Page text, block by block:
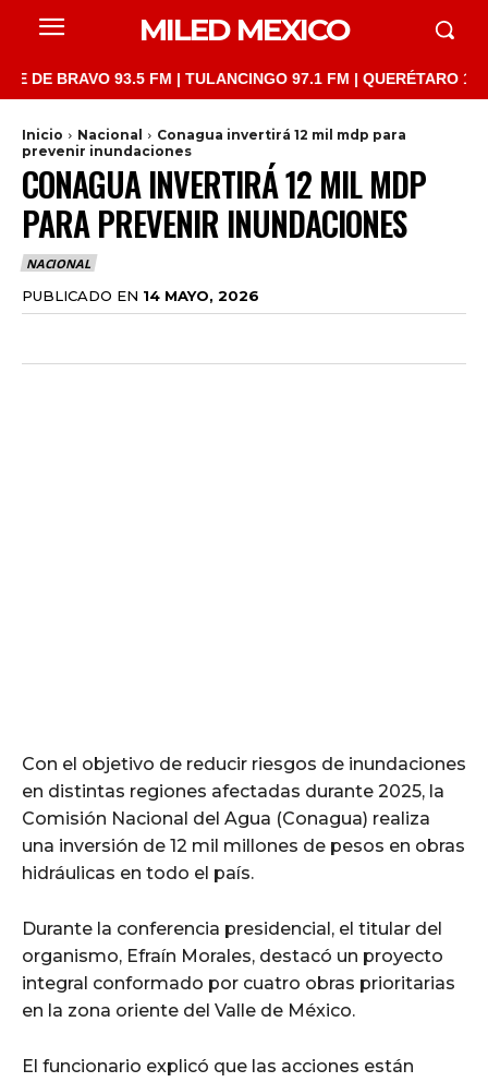
MILED MEXICO
93.5 FM | TULANCINGO 97.1 FM | QUERÉTARO 103.1
Inicio Nacional
Conagua invertirá 12 mil mdp para
prevenir inundaciones
CONAGUA INVERTIRÁ 12 MIL MDP
PARA PREVENIR INUNDACIONES
NACIONAL
PUBLICADO EN 14 MAYO, 2026
Con el objetivo de reducir riesgos de inundaciones
en distintas regiones afectadas durante 2025, la
Comisión Nacional del Agua (Conagua) realiza
una inversión de 12 mil millones de pesos en obras
hidráulicas en todo el país.
Durante la conferencia presidencial, el titular del
organismo, Efraín Morales, destacó un proyecto
integral conformado por cuatro obras prioritarias
en la zona oriente del Valle de México.
El funcionario explicó que las acciones están